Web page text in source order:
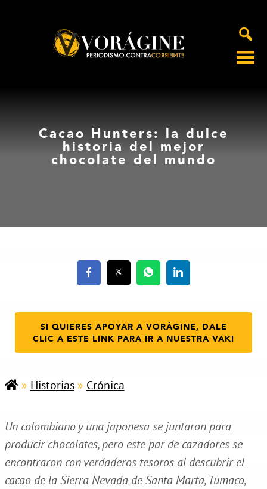
Cacao Hunters: la dulce
historia del mejor
chocolate del mundo
SI QUIERES APOYAR A VORÁGINE, DALE
CLIC A ESTE LINK PARA IR A NUESTRA VAKI
» Historias» Crónica
Un colombiano y una japonesa se juntaron para
producir chocolates, pero este par de cazadores se
encontraron con verdaderos tesoros al descubrir el
cacao de la Sierra Nevada de Santa Marta, Tumaco,